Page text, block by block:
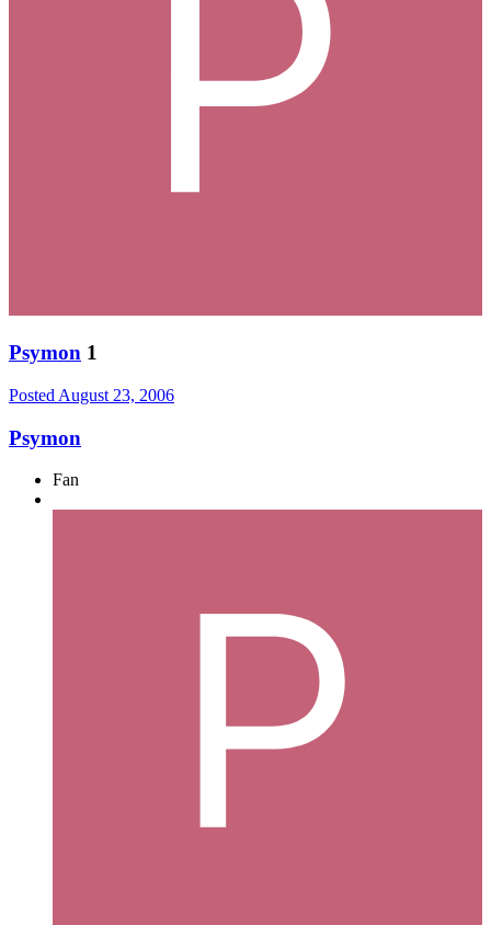
Psymon 1
Posted August 23, 2006
Psymon
Fan